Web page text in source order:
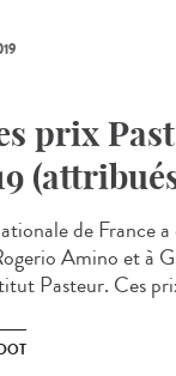
prix
de France
Amino et à
Pasteur. Ces